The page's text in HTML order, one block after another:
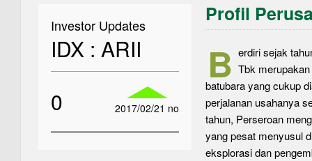
Investor Updates
IDX : ARII
0
2017/02/21 no
Profil
B erdiri sejak
Tbk
batubara yang cukup
perjalanan usahanya
tahun, Perseroan
yang pesat menyusul
eksplorasi dan